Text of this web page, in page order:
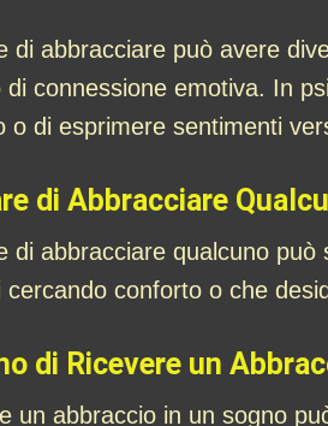
di abbracciare può avere
di connessione emotiva. In
o di esprimere sentimenti
di Abbracciare
di abbracciare qualcuno
cercando conforto o che
di Ricevere un
un abbraccio in un sogno